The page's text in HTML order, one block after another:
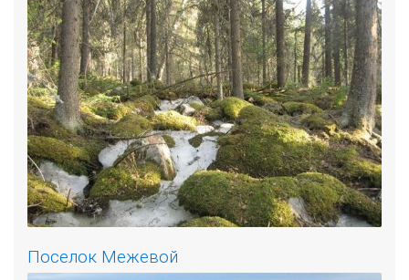
Поселок Межевой